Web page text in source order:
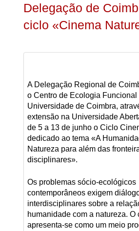
Delegação de
ciclo «Cinema
A Delegação Regional de
o Centro de Ecologia Funcional
Universidade de Coimbra,
extensão na Universidade
de 5 a 13 de junho o Ciclo
dedicado ao tema «A
Natureza para além das
disciplinares».
Os problemas sócio-ecológicos
contemporâneos exigem
interdisciplinares sobre a
humanidade com a natureza. O
apresenta-se como um meio